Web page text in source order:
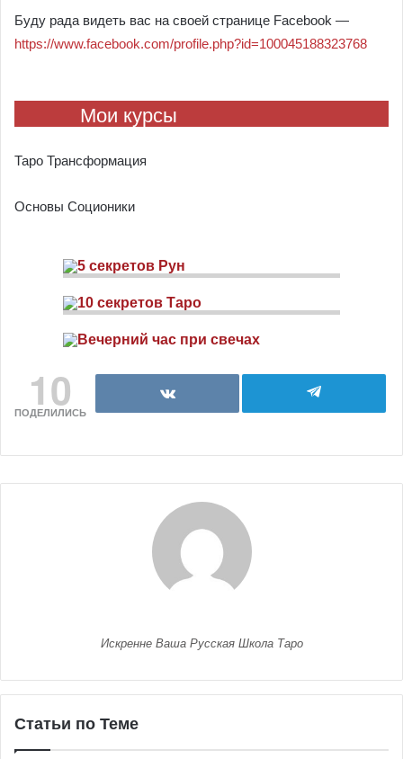
Буду рада видеть вас на своей странице Facebook —
https://www.facebook.com/profile.php?id=100045188323768
Мои курсы
Таро Трансформация
Основы Соционики
10
ПОДЕЛИЛИСЬ
Искренне Ваша Русская Школа Таро
Статьи по Теме